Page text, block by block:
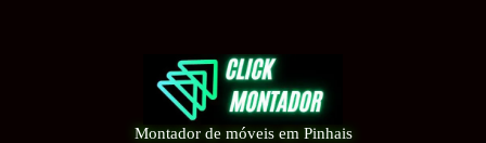
Montador de móveis em Pinhais